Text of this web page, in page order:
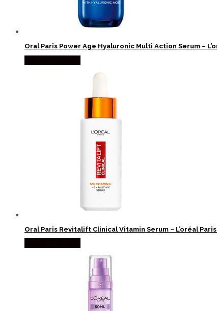
Oral Paris Power Age Hyaluronic Multi Action Serum –
Oral Paris Revitalift Clinical Vitamin Serum – L’oréal